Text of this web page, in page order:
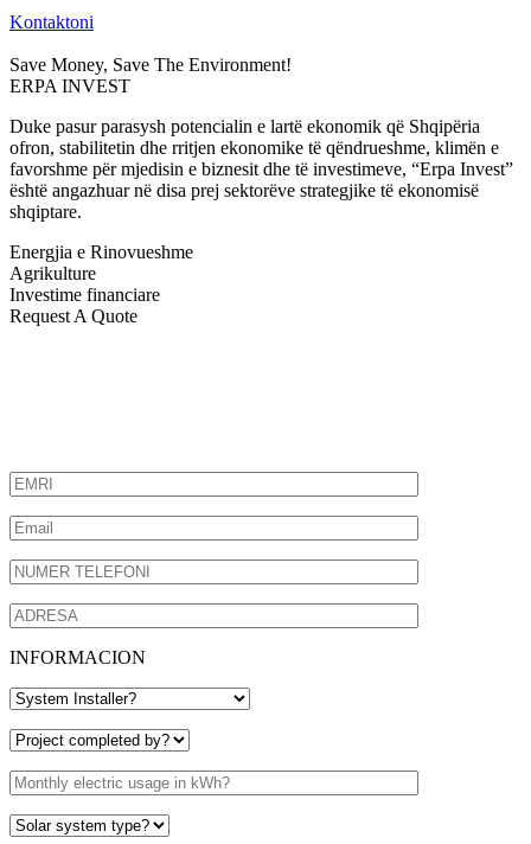
Kontaktoni
Save Money, Save The Environment!
ERPA INVEST
Duke pasur parasysh potencialin e lartë ekonomik që Shqipëria
ofron, stabilitetin dhe rritjen ekonomike të qëndrueshme, klimën e
favorshme për mjedisin e biznesit dhe të investimeve, “Erpa Invest”
është angazhuar në disa prej sektorëve strategjike të ekonomisë
shqiptare.
Energjia e Rinovueshme
Agrikulture
Investime financiare
Request A Quote
INFORMACION